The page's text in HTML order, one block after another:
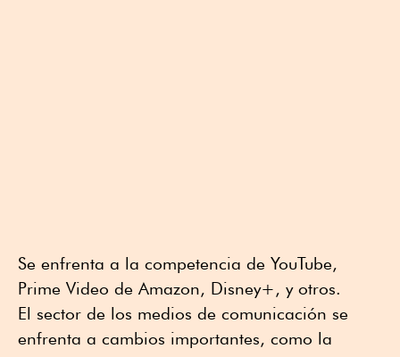
Se enfrenta a la competencia de YouTube,
Prime Video de Amazon, Disney+, y otros.
El sector de los medios de comunicación se
enfrenta a cambios importantes, como la